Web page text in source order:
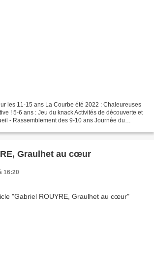
les 11-15 ans La Courbe été 2022 : Chaleureuses
! 5-6 ans : Jeu du knack Activités de découverte et
- Rassemblement des 9-10 ans Journée du
Graulhet au cœur
16:20